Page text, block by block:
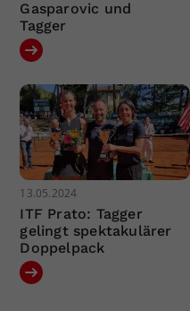
Gasparovic und
Tagger
13.05.2024
ITF Prato: Tagger
gelingt spektakulärer
Doppelpack